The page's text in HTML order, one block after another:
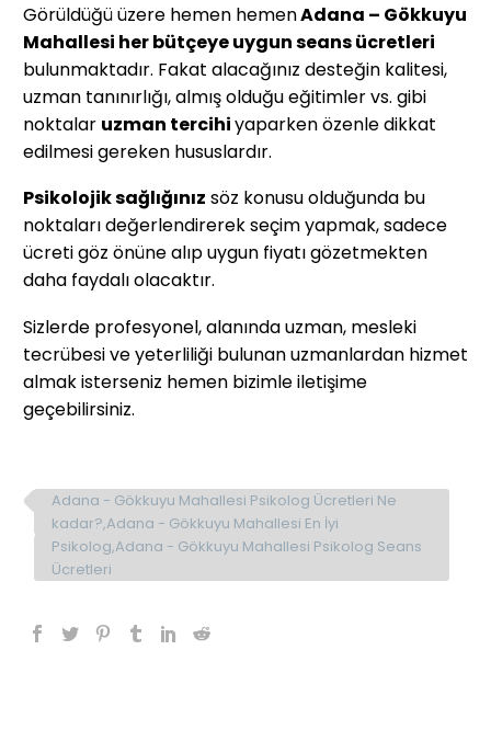
Görüldüğü üzere hemen hemenAdana – Gökkuyu
Mahallesi her bütçeye uygun seans ücretleri
bulunmaktadır. Fakat alacağınız desteğin kalitesi,
uzman tanınırlığı, almış olduğu eğitimler vs. gibi
noktalar uzman tercihiyaparken özenle dikkat
edilmesi gereken hususlardır.
Psikolojik sağlığınız söz konusu olduğunda bu
noktaları değerlendirerek seçim yapmak, sadece
ücreti göz önüne alıp uygun fiyatı gözetmekten
daha faydalı olacaktır.
Sizlerde profesyonel, alanında uzman, mesleki
tecrübesi ve yeterliliği bulunan uzmanlardan hizmet
almak isterseniz hemen bizimle iletişime
geçebilirsiniz.
Adana - Gökkuyu Mahallesi Psikolog Ücretleri Ne
kadar?,Adana - Gökkuyu Mahallesi En İyi
Psikolog,Adana - Gökkuyu Mahallesi Psikolog Seans
Ücretleri